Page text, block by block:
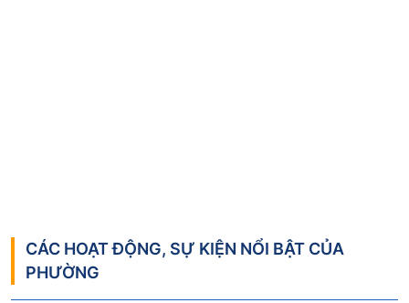
CÁC HOẠT ĐỘNG, SỰ KIỆN NỔI BẬT CỦA
PHƯỜNG